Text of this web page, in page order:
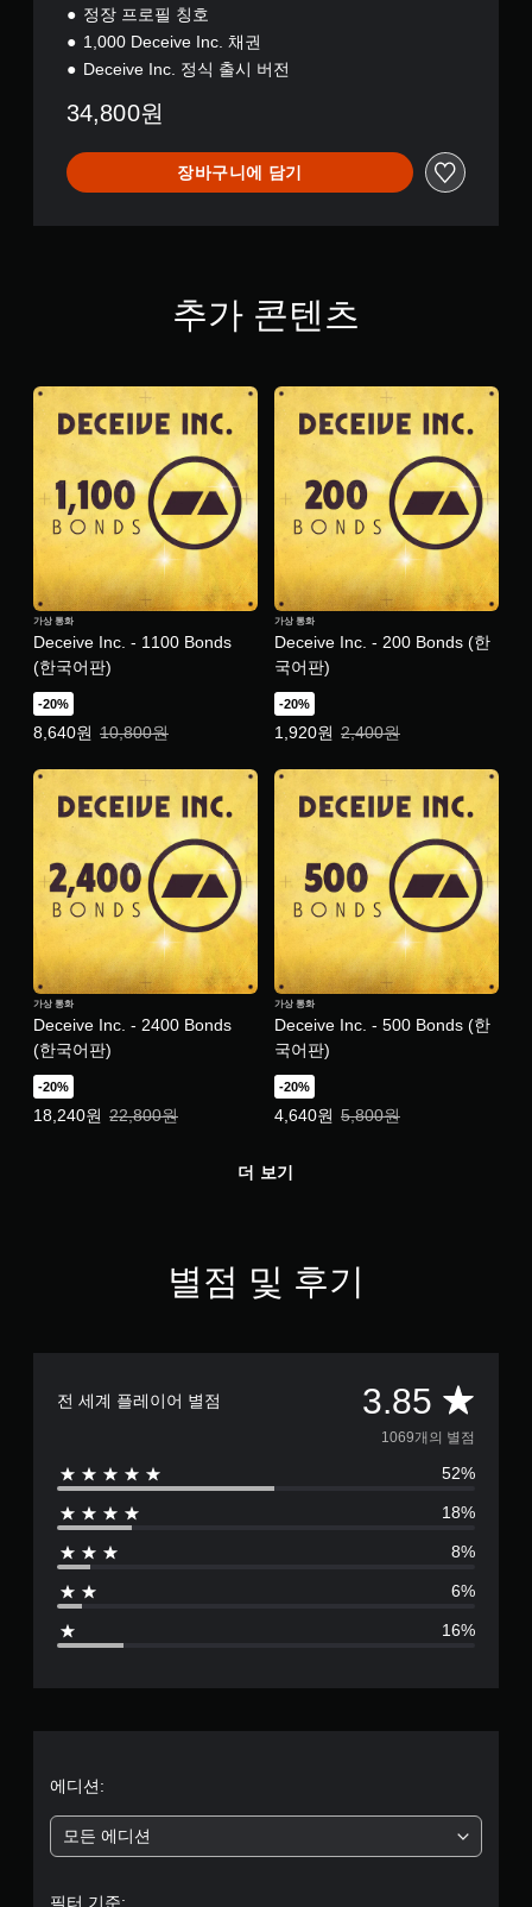
정장 프로필 칭호
1,000 Deceive Inc. 채권
Deceive Inc. 정식 출시 버전
34,800원
장바구니에 담기
추가 콘텐츠
Deceive Inc. - 1100 Bonds
(한국어판)
가상 통화
-20%
8,640원
특별가: 8,640원. 일반가: 10,800원.
10,800원
Deceive Inc. - 200 Bonds (한
국어판)
가상 통화
-20%
1,920원
특별가: 1,920원. 일반가: 2,400원.
2,400원
Deceive Inc. - 2400 Bonds
(한국어판)
가상 통화
-20%
18,240원
특별가: 18,240원. 일반가: 22,800원.
22,800원
Deceive Inc. - 500 Bonds (한
국어판)
가상 통화
-20%
4,640원
특별가: 4,640원. 일반가: 5,800원.
5,800원
더 보기
별점 및 후기
전 세계 플레이어 별점 3.85 총
1
0
6
별
터
1069개의 별점
52%
18%
8%
6%
16%
에디션:
모든 에디션
필터 기준: